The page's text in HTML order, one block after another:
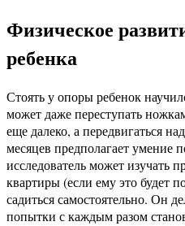
Физическое
ребенка
Стоять у опоры ребенок
может даже переступать
еще далеко, а передвигаться
месяцев предполагает умение
исследователь может изучать
квартиры (если ему это будет
садиться самостоятельно. Он
попытки с каждым разом